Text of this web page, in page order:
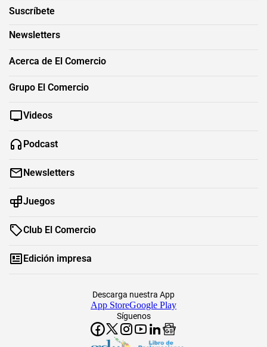
Suscríbete
Newsletters
Acerca de El Comercio
Grupo El Comercio
Videos
Podcast
Newsletters
Juegos
Club El Comercio
Edición impresa
Síguenos
Descarga nuestra App
App StoreGoogle Play